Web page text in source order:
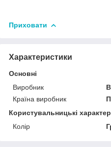
Приховати
Характеристики
Основні
Виробник
Країна виробник
Користувальницькі
Колір